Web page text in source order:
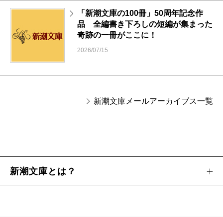
「新潮文庫の100冊」50周年記念作
品 全編書き下ろしの短編が集まった
奇跡の一冊がここに！
2026/07/15
新潮文庫メールアーカイブス一覧
新潮文庫とは？